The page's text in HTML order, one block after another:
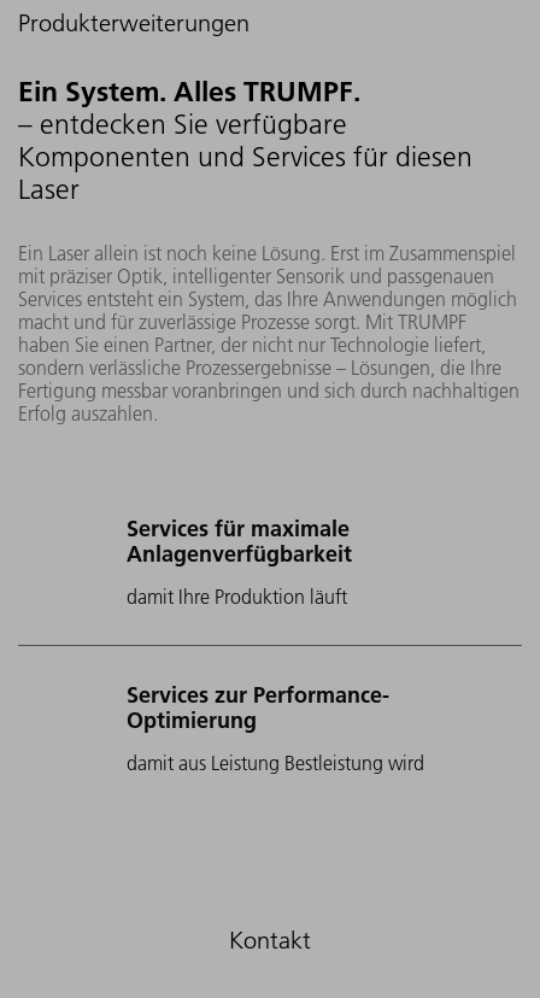
Produkterweiterungen
Ein System. Alles TRUMPF.
– entdecken Sie verfügbare
Komponenten und Services für diesen
Laser
Ein Laser allein ist noch keine Lösung. Erst im Zusammenspiel
mit präziser Optik, intelligenter Sensorik und passgenauen
Services entsteht ein System, das Ihre Anwendungen möglich
macht und für zuverlässige Prozesse sorgt. Mit TRUMPF
haben Sie einen Partner, der nicht nur Technologie liefert,
sondern verlässliche Prozessergebnisse – Lösungen, die Ihre
Fertigung messbar voranbringen und sich durch nachhaltigen
Erfolg auszahlen.
Services für maximale
Anlagenverfügbarkeit
damit Ihre Produktion läuft
Services zur Performance-
Optimierung
damit aus Leistung Bestleistung wird